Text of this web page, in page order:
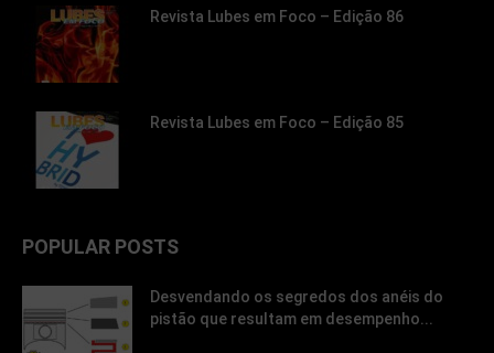
Revista Lubes em Foco – Edição 86
Revista Lubes em Foco – Edição 85
POPULAR POSTS
Desvendando os segredos dos anéis do
pistão que resultam em desempenho...